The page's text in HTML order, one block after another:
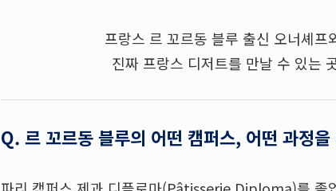
프랑스 르 꼬르동 블루 출신 오너셰
진짜 프랑스 디저트를 만날 수 있는
Q. 르 꼬르동 블루의 어떤 캠퍼스, 어떤 과정